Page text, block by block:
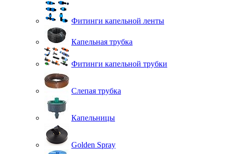
Фитинги капельной ленты
Капельная трубка
Фитинги капельной трубки
Слепая трубка
Капельницы
Golden Spray